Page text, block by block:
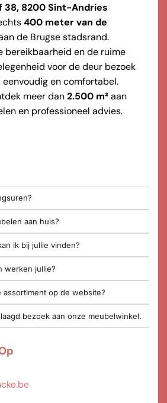
8200 Sint-Andries
400 meter van de
de Brugse stadsrand.
bereikbaarheid en de ruime
voor de deur bezoek
eenvoudig en comfortabel.
meer dan2.500 m²aan
en professioneel advies.
aan huis?
ik bij jullie vinden?
werken jullie?
assortiment op de website?
bezoek aan onze meubelwinkel.